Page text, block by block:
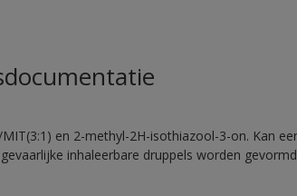
en 2-methyl-2H-isothiazool-3-on. Kan
inhaleerbare druppels worden